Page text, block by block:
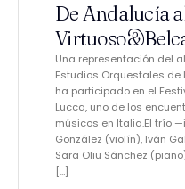
De Andalucía
Una representación del
Estudios Orquestales de
ha participado en el
Lucca, uno de los
músicos en Italia.El trío
González (violín), Iván
Sara Oliu Sánchez
[…]